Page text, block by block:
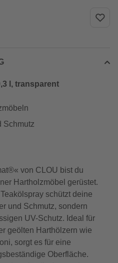
l, transparent
Schmutz
von CLOU bist du
Hartholzmöbel gerüstet.
schützt deine
und Schmutz, sondern
UV-Schutz. Ideal für
geölten Harthölzern wie
sorgt es für eine
Oberfläche.